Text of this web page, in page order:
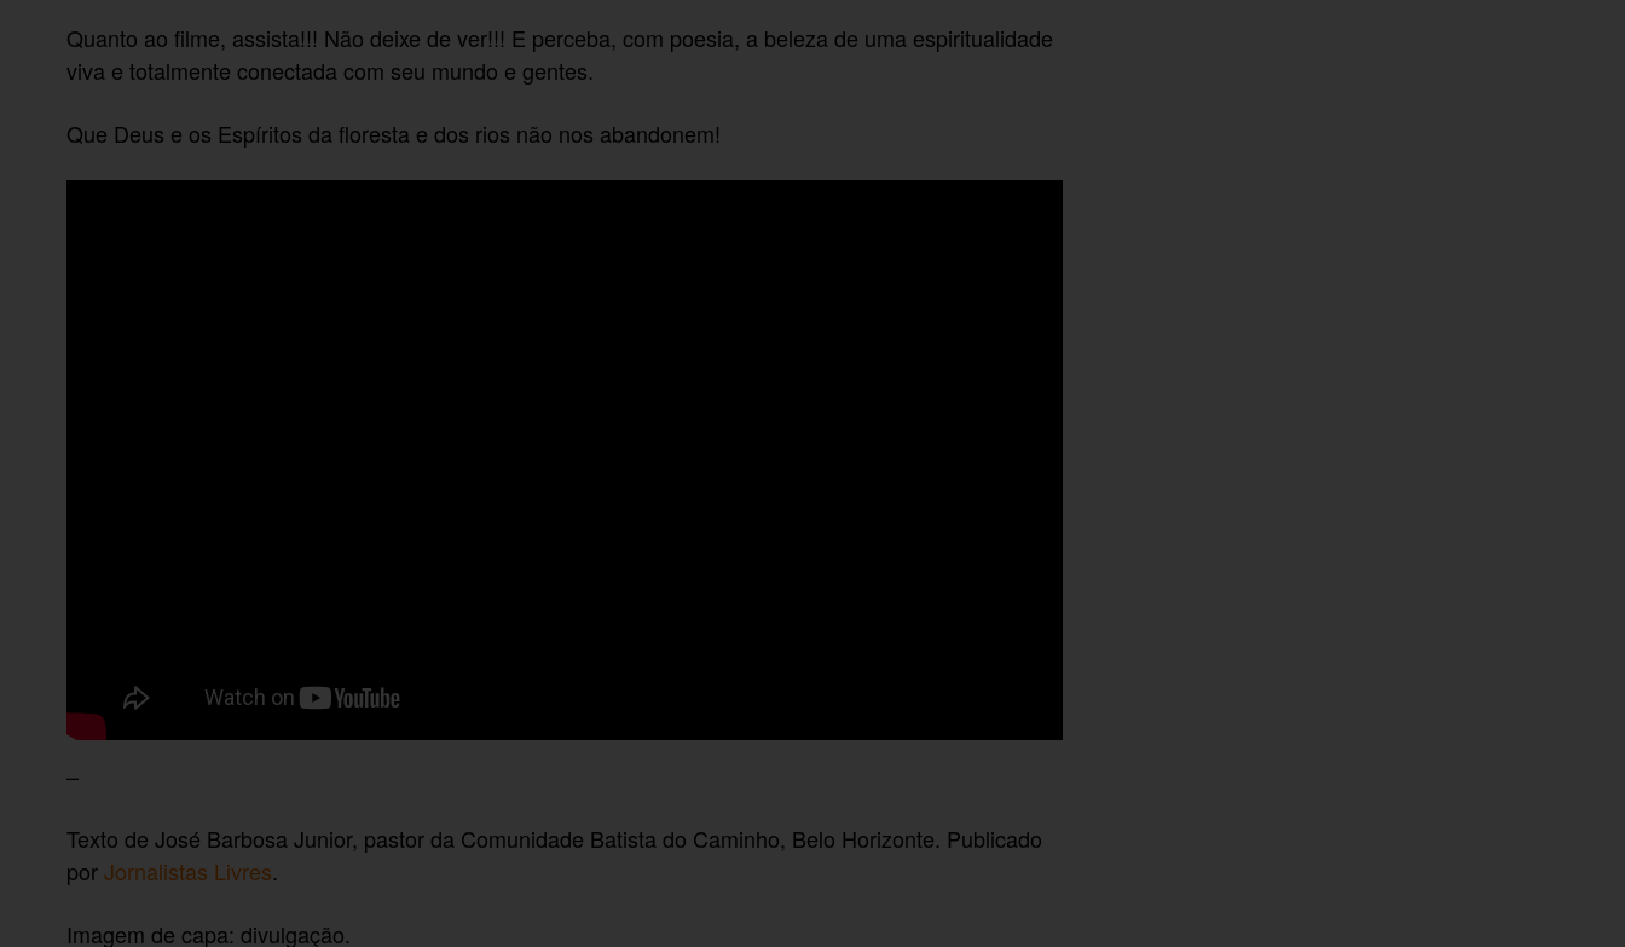
Quanto ao filme, assista!!! Não deixe de ver!!! E perceba, com poesia, a beleza de uma espiritualidade
viva e totalmente conectada com seu mundo e gentes.
Que Deus e os Espíritos da floresta e dos rios não nos abandonem!
–
Texto de José Barbosa Junior, pastor da Comunidade Batista do Caminho, Belo Horizonte. Publicado
porJornalistas Livres.
Imagem de capa: divulgação.